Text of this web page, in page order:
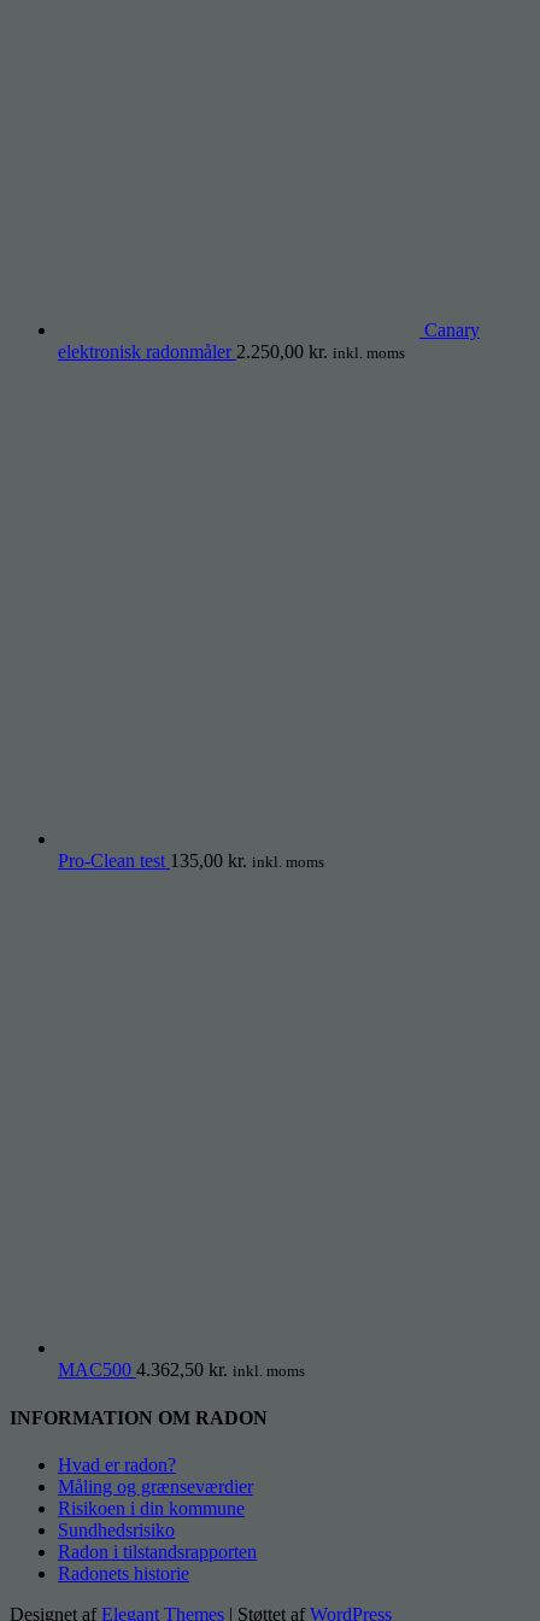
Canary
elektronisk radonmåler 2.250,00 kr. inkl. moms
Pro-Clean test 135,00 kr. inkl. moms
MAC500 4.362,50 kr. inkl. moms
INFORMATION OM RADON
Hvad er radon?
Måling og grænseværdier
Risikoen i din kommune
Sundhedsrisiko
Radon i tilstandsrapporten
Radonets historie
Designet afElegant Themes | Støttet afWordPress